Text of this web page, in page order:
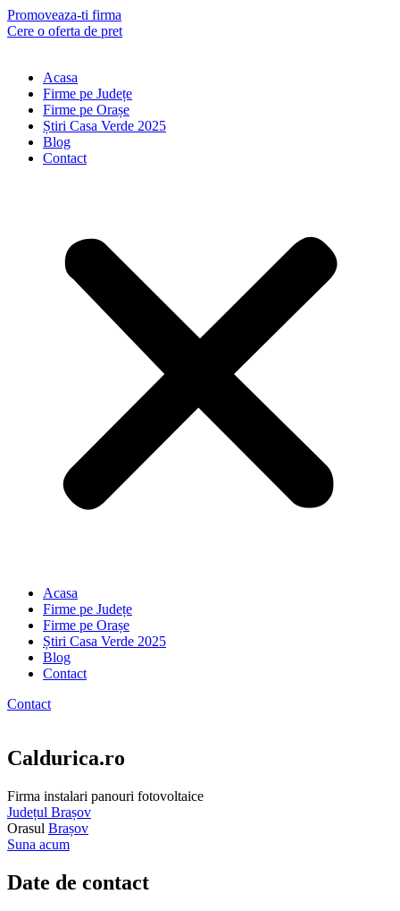
Skip
to
Promoveaza-ti firma
Cere o oferta de pret
Acasa
Firme pe Județe
Firme pe Orașe
Știri Casa Verde 2025
Blog
Contact
Acasa
Firme pe Județe
Firme pe Orașe
Știri Casa Verde 2025
Blog
Contact
Contact
Caldurica.ro
Firma instalari panouri fotovoltaice
Județul Brașov
Orasul Brașov
Suna acum
Date de contact